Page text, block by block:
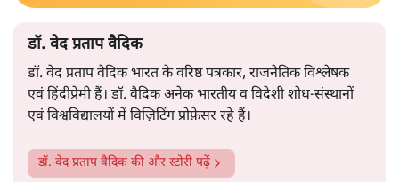
डॉ. वेद प्रताप वैदिक
डॉ. वेद प्रताप वैदिक भारत के वरिष्ठ पत्रकार, राजनैतिक विश्लेषक
एवं हिंदीप्रेमी हैं। डॉ. वैदिक अनेक भारतीय व विदेशी शोध-संस्थानों
एवं विश्वविद्यालयों में विज़िटिंग प्रोफ़ेसर रहे हैं।
डॉ. वेद प्रताप वैदिक की और स्टोरी पढ़ें